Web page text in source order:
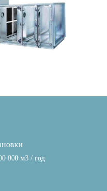
000 м3 / год